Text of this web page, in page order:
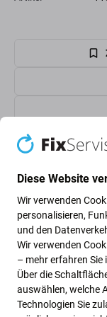
High-contrast mode
Kunden
Diese Website
Wir verwenden
personalisieren,
und den
Wir verwenden
– mehr erfahren Sie
Über die
auswählen, welche
Technologien Sie